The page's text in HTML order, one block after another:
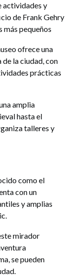
actividades y
de Frank Gehry
más pequeños
ofrece una
la ciudad, con
prácticas
amplia
hasta el
talleres y
como el
con un
y amplias
mirador
se pueden